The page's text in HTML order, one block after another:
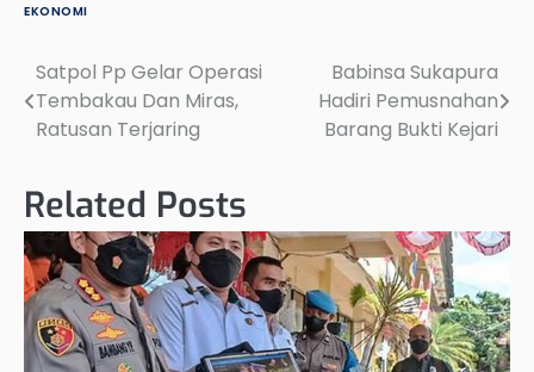
EKONOMI
Post
navigation
Satpol Pp Gelar Operasi
Tembakau Dan Miras,
Ratusan Terjaring
Babinsa Sukapura
Hadiri Pemusnahan
Barang Bukti Kejari
Related Posts